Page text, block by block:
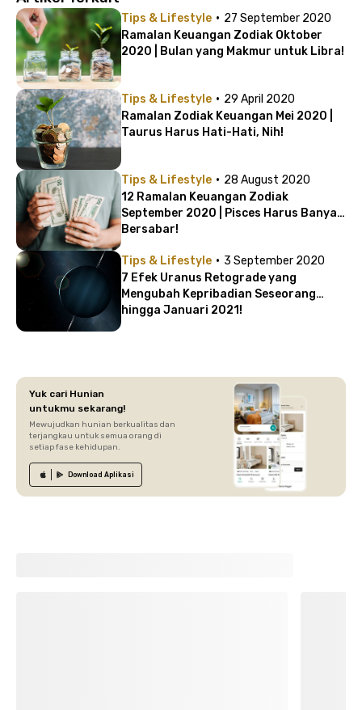
Tips & Lifestyle · 27 September 2020
Ramalan Keuangan Zodiak Oktober
2020 | Bulan yang Makmur untuk Libra!
Tips & Lifestyle · 29 April 2020
Ramalan Zodiak Keuangan Mei 2020 |
Taurus Harus Hati-Hati, Nih!
Tips & Lifestyle · 28 August 2020
12 Ramalan Keuangan Zodiak
September 2020 | Pisces Harus Banyak
Bersabar!
Tips & Lifestyle · 3 September 2020
7 Efek Uranus Retograde yang
Mengubah Kepribadian Seseorang
hingga Januari 2021!
Yuk cari Hunian
untukmu sekarang!
Mewujudkan hunian berkualitas dan
terjangkau untuk semua orang di
setiap fase kehidupan.
Download Aplikasi